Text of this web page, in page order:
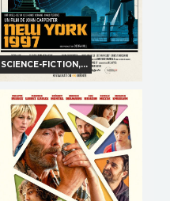
SCIENCE-FICTION,...
NEW-YORK 1997
Horaires et Infos
Bande-annonce
Réservation